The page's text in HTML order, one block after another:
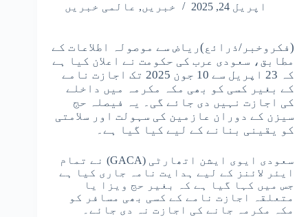
اپریل 24, 2025 خبریں, عالمی خبریں
(فکروخبر/ذرائع)ریاض سے موصولہ اطلاعات کے
مطابق، سعودی عرب کی حکومت نے اعلان کیا ہے
کہ 23 اپریل سے 10 جون 2025 تک اجازت نامے
کے بغیر کسی کو بھی مکہ مکرمہ میں داخلے
کی اجازت نہیں دی جائے گی۔ یہ فیصلہ حج
سیزن کے دوران عازمین کی سہولت اور سلامتی
کو یقینی بنانے کے لیے کیا گیا ہے۔
سعودی ایوی ایشن اتھارٹی (GACA) نے تمام
ایئر لائنز کے لیے ہدایت نامہ جاری کیا ہے
جس میں کہا گیا ہے کہ بغیر حج ویزا یا
متعلقہ اجازت نامے کے کسی بھی مسافر کو
مکہ مکرمہ جانے کی اجازت نہ دی جائے۔